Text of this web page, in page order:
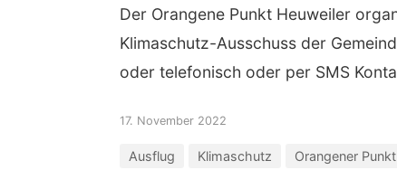
Der Orangene Punkt Heuweiler
Klimaschutz-Ausschuss der
oder telefonisch oder per SMS
17. November 2022
Ausflug Klimaschutz Orangener Punkt